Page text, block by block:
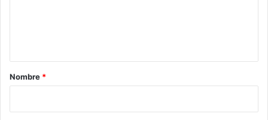
o
m
á
i
N
rNombre *